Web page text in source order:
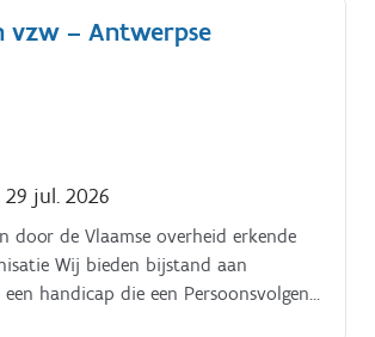
vzw – Antwerpse
jul. 2026
door de Vlaamse overheid erkende
Wij bieden bijstand aan
handicap die een Persoonsvolgend